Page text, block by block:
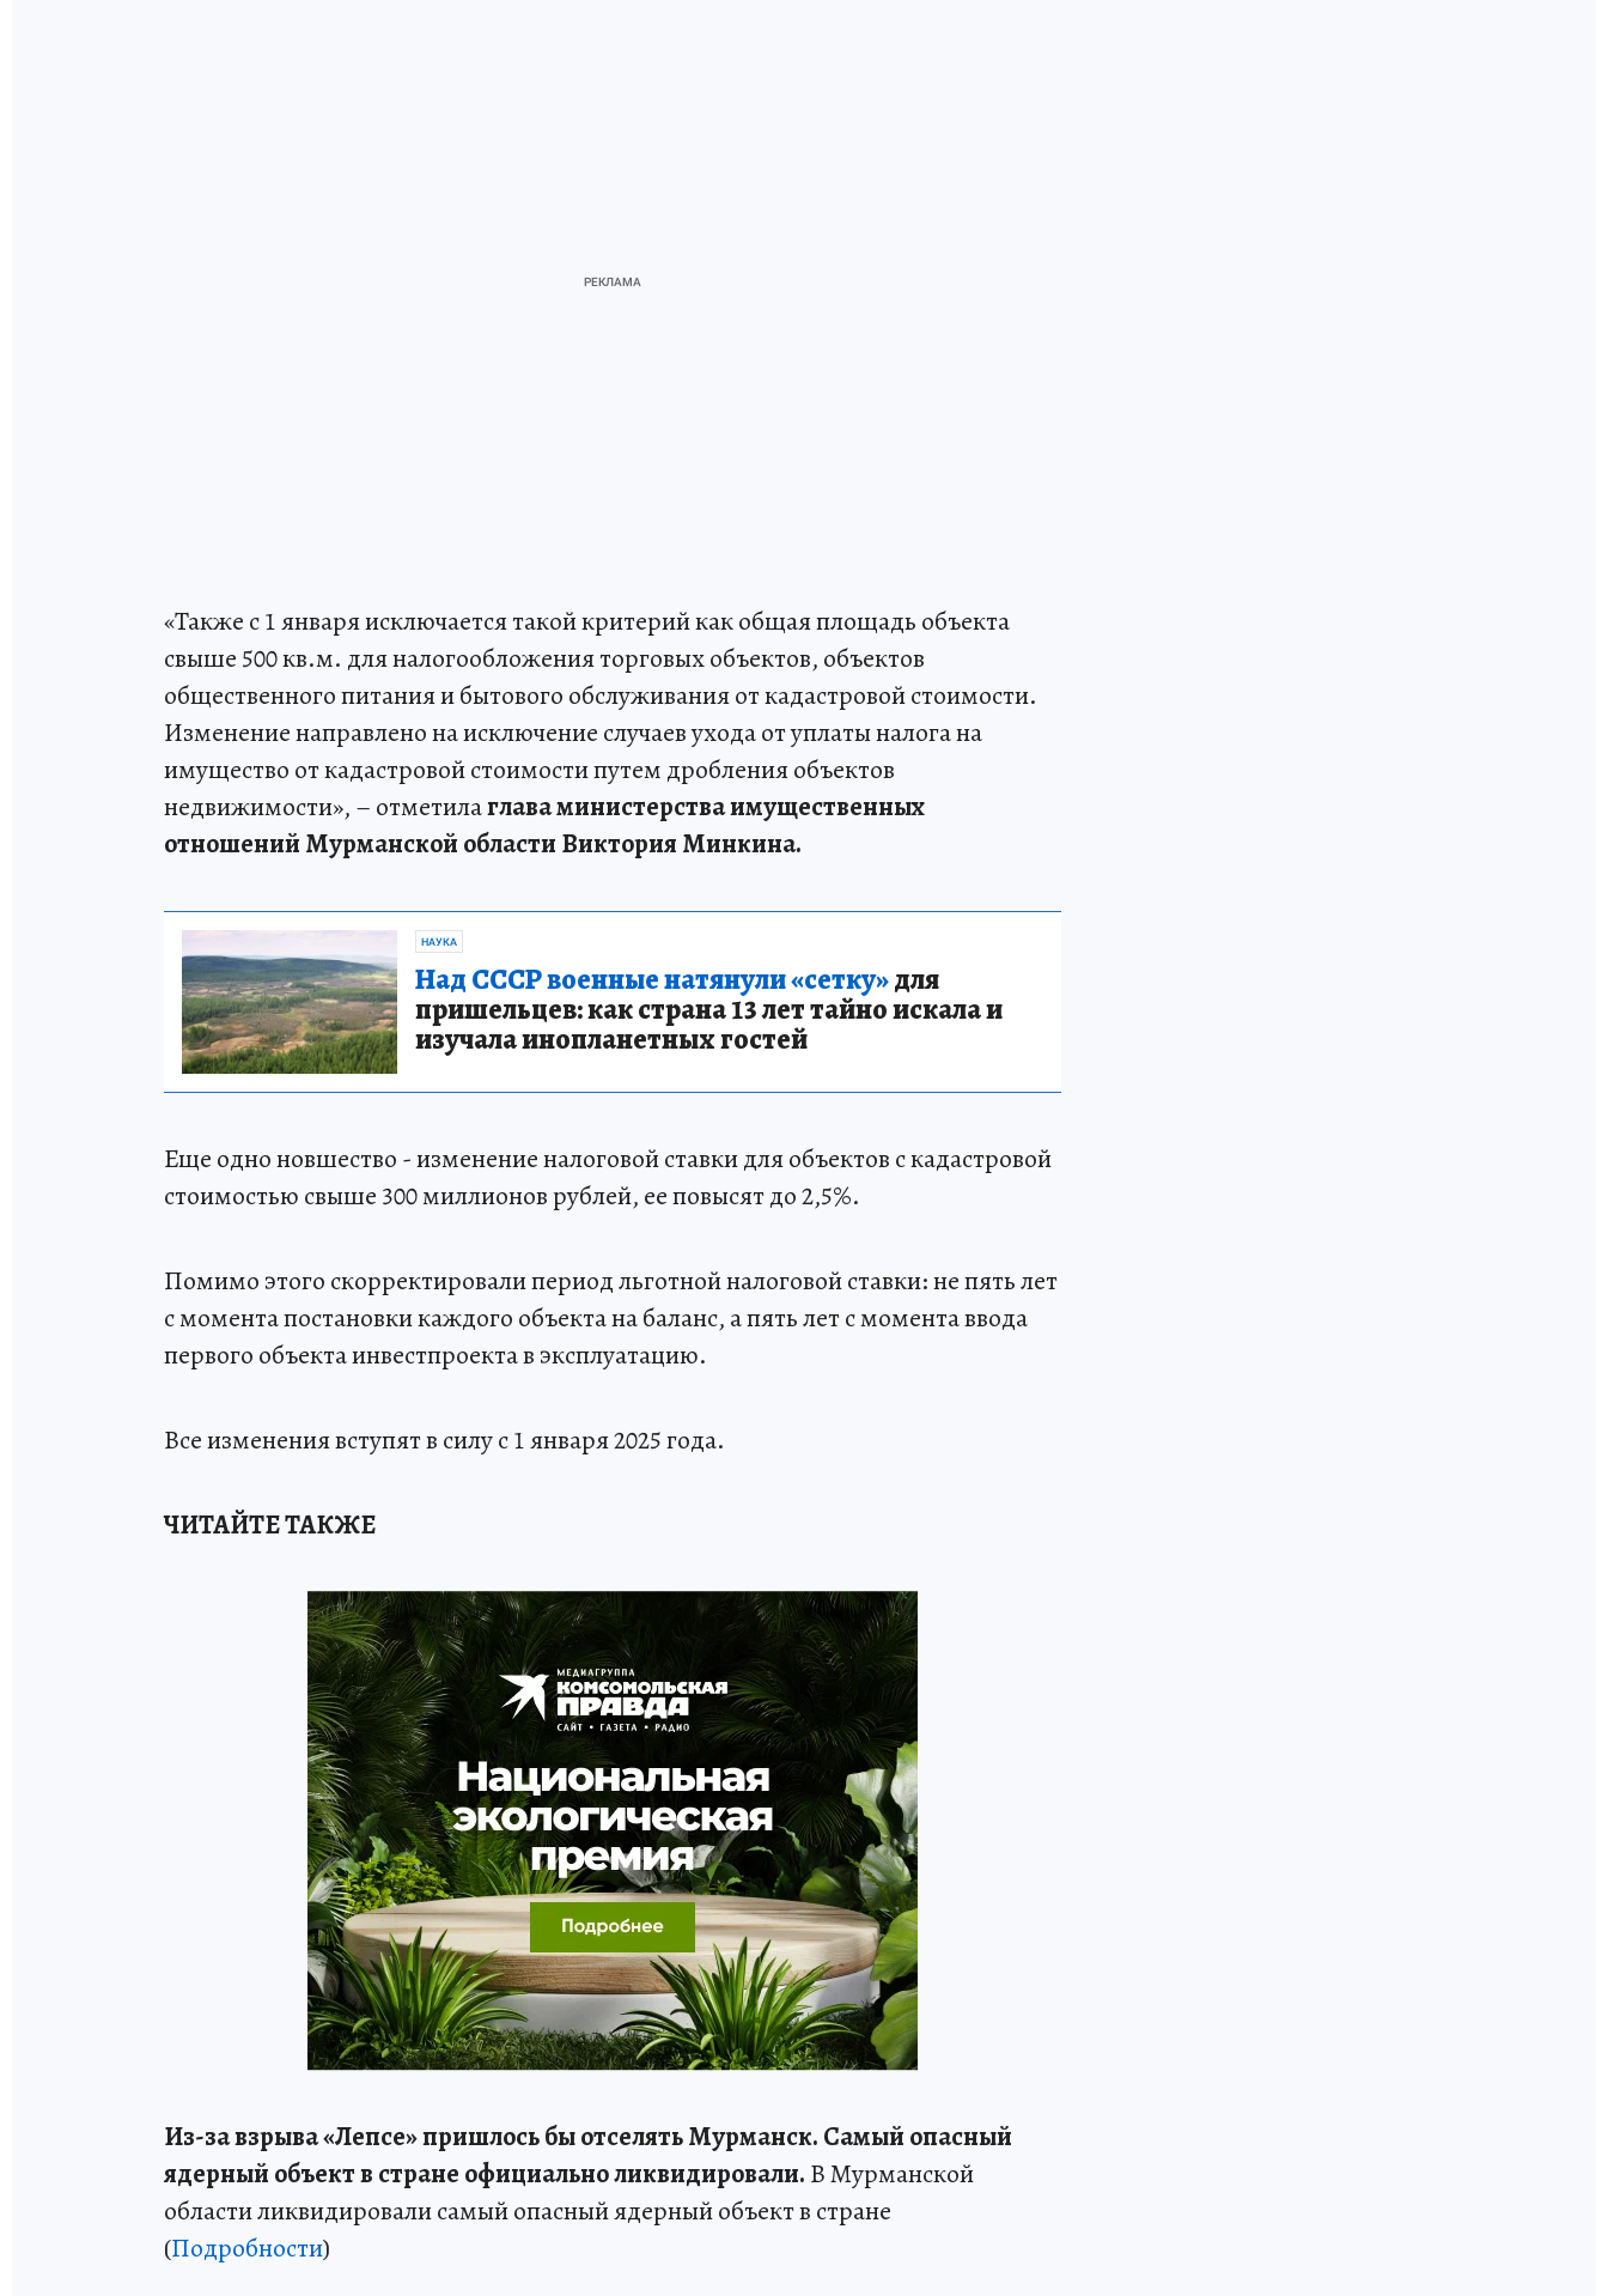
«Также с 1 января исключается такой критерий как общая площадь объекта
свыше 500 кв.м. для налогообложения торговых объектов, объектов
общественного питания и бытового обслуживания от кадастровой стоимости.
Изменение направлено на исключение случаев ухода от уплаты налога на
имущество от кадастровой стоимости путем дробления объектов
недвижимости», – отметилаглава министерства имущественных
отношений Мурманской области Виктория Минкина.
НАУКА
Над СССР военные натянули «сетку»для
пришельцев: как страна 13 лет тайно искала и
изучала инопланетных гостей
Еще одно новшество - изменение налоговой ставки для объектов с кадастровой
стоимостью свыше 300 миллионов рублей, ее повысят до 2,5%.
Помимо этого скорректировали период льготной налоговой ставки: не пять лет
с момента постановки каждого объекта на баланс, а пять лет с момента ввода
первого объекта инвестпроекта в эксплуатацию.
Все изменения вступят в силу с 1 января 2025 года.
ЧИТАЙТЕ ТАКЖЕ
Из-за взрыва «Лепсе» пришлось бы отселять Мурманск. Самый опасный
ядерный объект в стране официально ликвидировали. В Мурманской
области ликвидировали самый опасный ядерный объект в стране
(Подробности)